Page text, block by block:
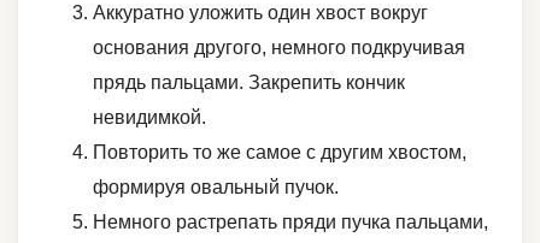
Аккуратно уложить один хвост вокруг
основания другого, немного подкручивая
прядь пальцами. Закрепить кончик
невидимкой.
Повторить то же самое с другим хвостом,
формируя овальный пучок.
Немного растрепать пряди пучка пальцами,